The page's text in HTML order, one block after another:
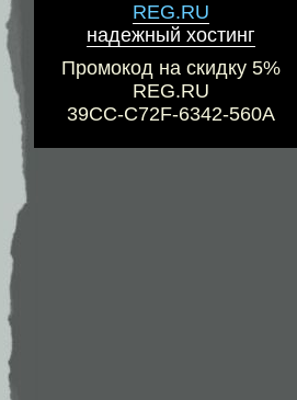
REG.RU
надежный хостинг
Промокод на скидку 5%
REG.RU
39CC-C72F-6342-560A